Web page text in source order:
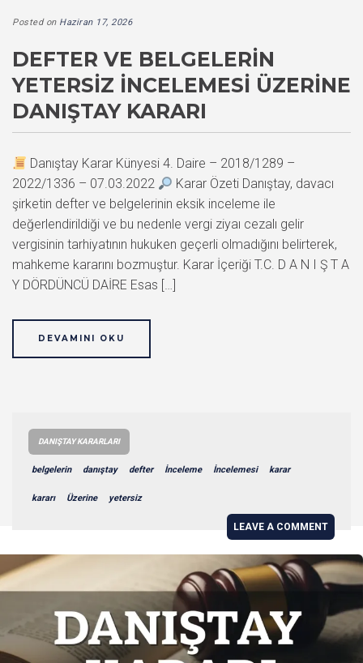
Posted on Haziran 17, 2026
DEFTER VE BELGELERIN
YETERSIZ İNCELEMESI ÜZERINE
DANIŞTAY KARARI
Danıştay Karar Künyesi 4. Daire – 2018/1289 –
2022/1336 – 07.03.2022
Karar Özeti Danıştay, davacı
şirketin defter ve belgelerinin eksik inceleme ile
değerlendirildiği ve bu nedenle vergi ziyaı cezalı gelir
vergisinin tarhiyatının hukuken geçerli olmadığını belirterek,
mahkeme kararını bozmuştur. Karar İçeriği T.C. D A N I Ş T A
Y DÖRDÜNCÜ DAİRE Esas […]
DEVAMINI OKU
DANIŞTAY KARARLARI
belgelerin danıştay defter İnceleme İncelemesi karar
kararı Üzerine yetersiz
LEAVE A COMMENT